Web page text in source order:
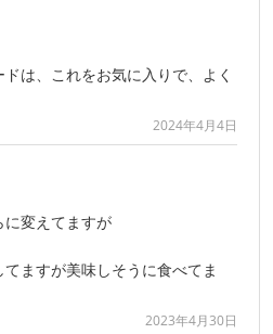
は、これをお気に入りで、よく
2024年4月4日
変えてますが
ますが美味しそうに食べてま
2023年4月30日